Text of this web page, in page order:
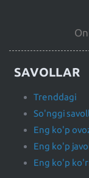
SAVOLLAR
Trenddagi
So'nggi
Eng ko'p
Eng ko'p
Eng ko'p